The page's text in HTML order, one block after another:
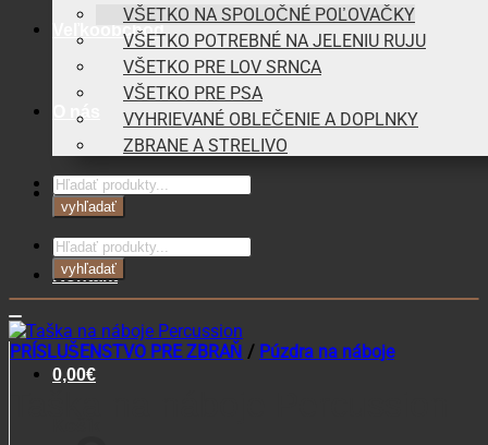
Veľkoobchod
O nás
Blog
Kontakt
0,00€
VŠETKO NA SPOLOČNÉ POĽOVAČKY
VŠETKO POTREBNÉ NA JELENIU RUJU
VŠETKO PRE LOV SRNCA
VŠETKO PRE PSA
VYHRIEVANÉ OBLEČENIE A DOPLNKY
ZBRANE A STRELIVO
Products
search
vyhľadať
Products
search
vyhľadať
PRÍSLUŠENSTVO PRE ZBRAŇ / Púzdra na náboje